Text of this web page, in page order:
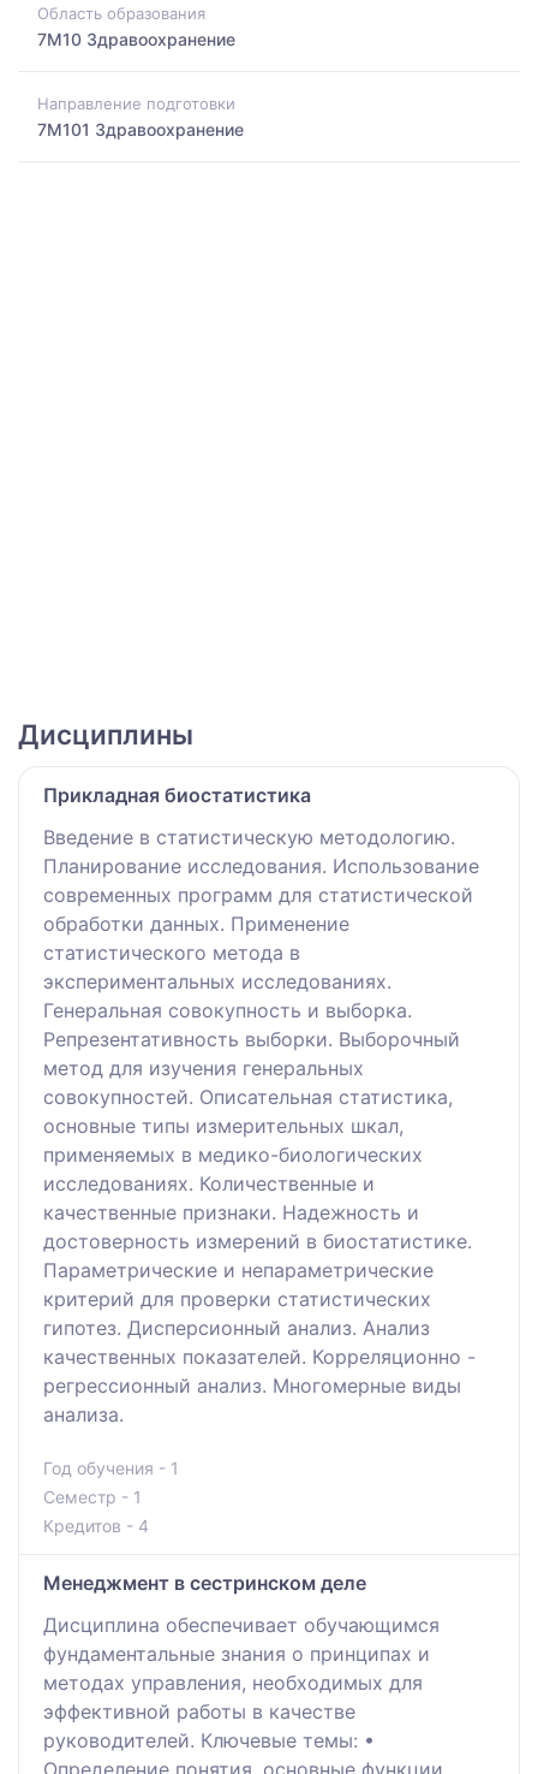
Область образования
7M10 Здравоохранение
Направление подготовки
7M101 Здравоохранение
Дисциплины
Прикладная биостатистика
Введение в статистическую методологию.
Планирование исследования. Использование
современных программ для статистической
обработки данных. Применение
статистического метода в
экспериментальных исследованиях.
Генеральная совокупность и выборка.
Репрезентативность выборки. Выборочный
метод для изучения генеральных
совокупностей. Описательная статистика,
основные типы измерительных шкал,
применяемых в медико-биологических
исследованиях. Количественные и
качественные признаки. Надежность и
достоверность измерений в биостатистике.
Параметрические и непараметрические
критерий для проверки статистических
гипотез. Дисперсионный анализ. Анализ
качественных показателей. Корреляционно -
регрессионный анализ. Многомерные виды
анализа.
Год обучения - 1
Семестр - 1
Кредитов - 4
Менеджмент в сестринском деле
Дисциплина обеспечивает обучающимся
фундаментальные знания о принципах и
методах управления, необходимых для
эффективной работы в качестве
руководителей. Ключевые темы: •